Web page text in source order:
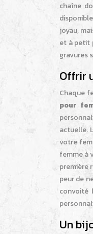
chaîne
joyau,
et à petit
gravures
Offrir
Chaque
pour
actuelle.
votre
femme à
première
peur de
convoité
Un